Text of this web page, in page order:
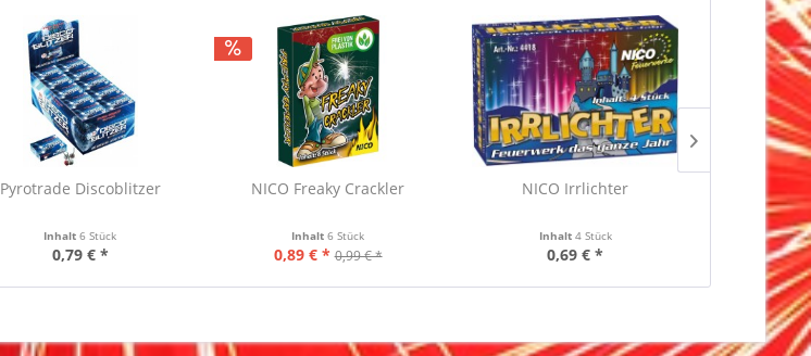
Pyrotrade Discoblitzer
Inhalt6 Stück
0,79 € *
NICO Freaky Crackler
Inhalt6 Stück
0,89 € * 0,99 € *
NICO Irrlichter
Inhalt 4 Stück
0,69 € * 0,49